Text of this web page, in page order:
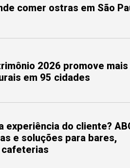
comer ostras em São
2026 promove
em 95 cidades
experiência do cliente?
e soluções para bares,